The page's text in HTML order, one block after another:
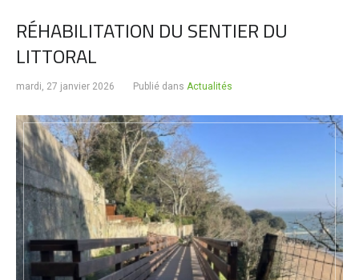
RÉHABILITATION DU SENTIER DU
LITTORAL
mardi, 27 janvier 2026 Publié dans Actualités